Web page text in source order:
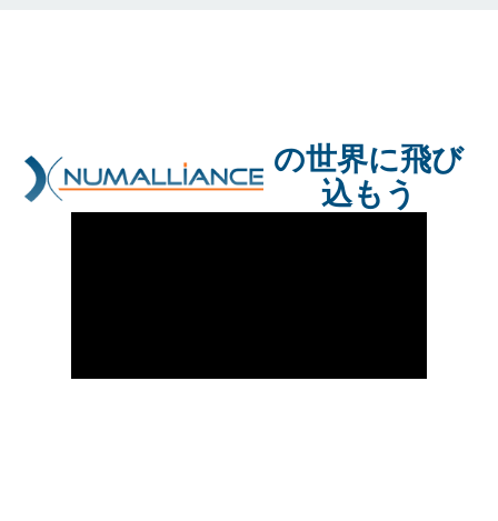
の世界に飛び
込もう